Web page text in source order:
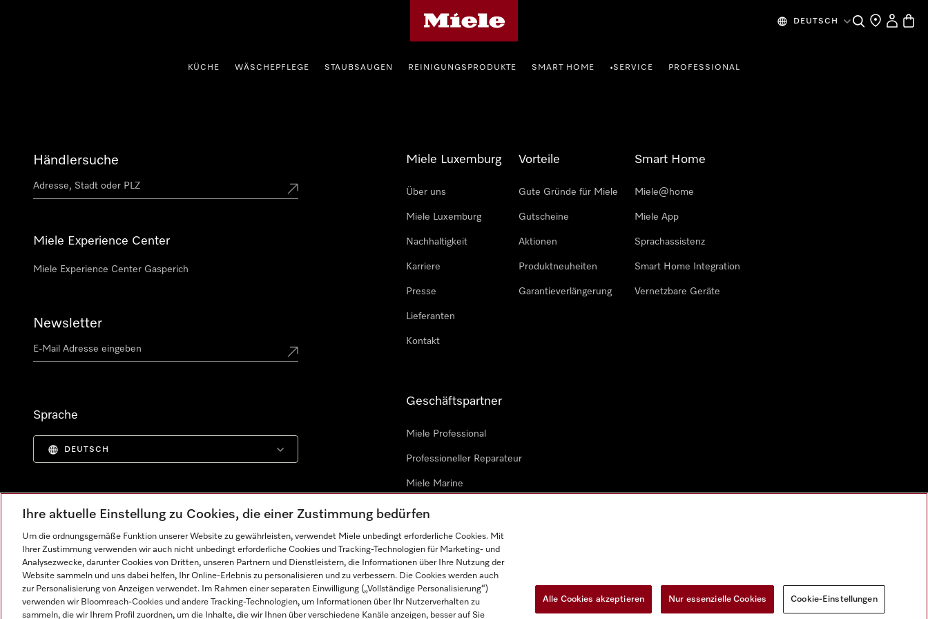
DEUTSCH SucheHändlersuche
KÜCHE WÄSCHEPFLEGE STAUBSAUGEN REINIGUNGSPRODUKTE SMART HOME •SERVICE PROFESSIONAL
Händlersuche
Miele Experience Center
Miele Experience Center Gasperich
Newsletter
Sprache
DEUTSCH
Miele Luxemburg
Über uns
Miele Luxemburg
Nachhaltigkeit
Karriere
Presse
Lieferanten
Kontakt
Vorteile
Gute Gründe für Miele
Gutscheine
Aktionen
Produktneuheiten
Garantieverlängerung
Smart Home
Miele@home
Miele App
Sprachassistenz
Smart Home Integration
Vernetzbare Geräte
Geschäftspartner
Miele Professional
Professioneller Reparateur
Miele Marine
Architekten & Bauträger
Impressum AGB Datenschutz Nutzungsbedingungen Barrièrefreiheetserklärung Gesetzen über digitale Dienste Widerrufsformular Cookie-Einstellungen
Ihre aktuelle Einstellung zu Cookies, die einer Zustimmung bedürfen
Um die ordnungsgemäße Funktion unserer Website zu gewährleisten, verwendet Miele unbedingt erforderliche Cookies. Mit
Ihrer Zustimmung verwenden wir auch nicht unbedingt erforderliche Cookies und Tracking-Technologien für Marketing- und
Analysezwecke, darunter Cookies von Dritten, unseren Partnern und Dienstleistern, die Informationen über Ihre Nutzung der
Website sammeln und uns dabei helfen, Ihr Online-Erlebnis zu personalisieren und zu verbessern. Die Cookies werden auch
zur Personalisierung von Anzeigen verwendet. Im Rahmen einer separaten Einwilligung („Vollständige Personalisierung“)
verwenden wir Bloomreach-Cookies und andere Tracking-Technologien, um Informationen über Ihr Nutzerverhalten zu
sammeln, die wir Ihrem Profil zuordnen, um die Inhalte, die wir Ihnen über verschiedene Kanäle anzeigen, besser auf Sie
Alle Cookies akzeptieren Nur essenzielle Cookies Cookie-Einstellungen